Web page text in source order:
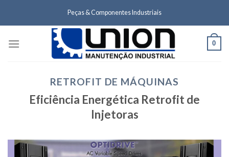
Peças & Componentes Industriais
0
RETROFIT DE MÁQUINAS
Eficiência Energética Retrofit de
Injetoras